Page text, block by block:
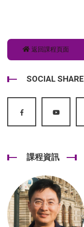
返回課程頁面
SOCIAL SHARE
課程資訊